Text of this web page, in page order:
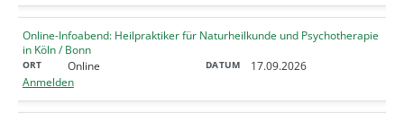
Online-Infoabend: Heilpraktiker für Naturheilkunde und Psychotherapie
in Köln / Bonn
Online
17.09.2026
Anmelden